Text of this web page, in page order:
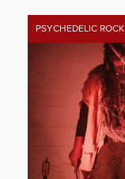
PSYCHEDELIC ROCK